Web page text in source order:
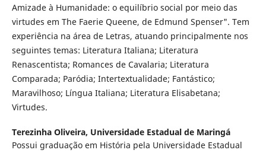
Amizade à Humanidade: o equilíbrio social por meio das
virtudes em The Faerie Queene, de Edmund Spenser". Tem
experiência na área de Letras, atuando principalmente nos
seguintes temas: Literatura Italiana; Literatura
Renascentista; Romances de Cavalaria; Literatura
Comparada; Paródia; Intertextualidade; Fantástico;
Maravilhoso; Língua Italiana; Literatura Elisabetana;
Virtudes.
Terezinha Oliveira, Universidade Estadual de Maringá
Possui graduação em História pela Universidade Estadual